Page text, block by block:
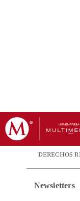
DERECHOS
Newsletters